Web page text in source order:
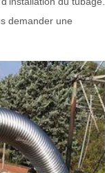
demander une